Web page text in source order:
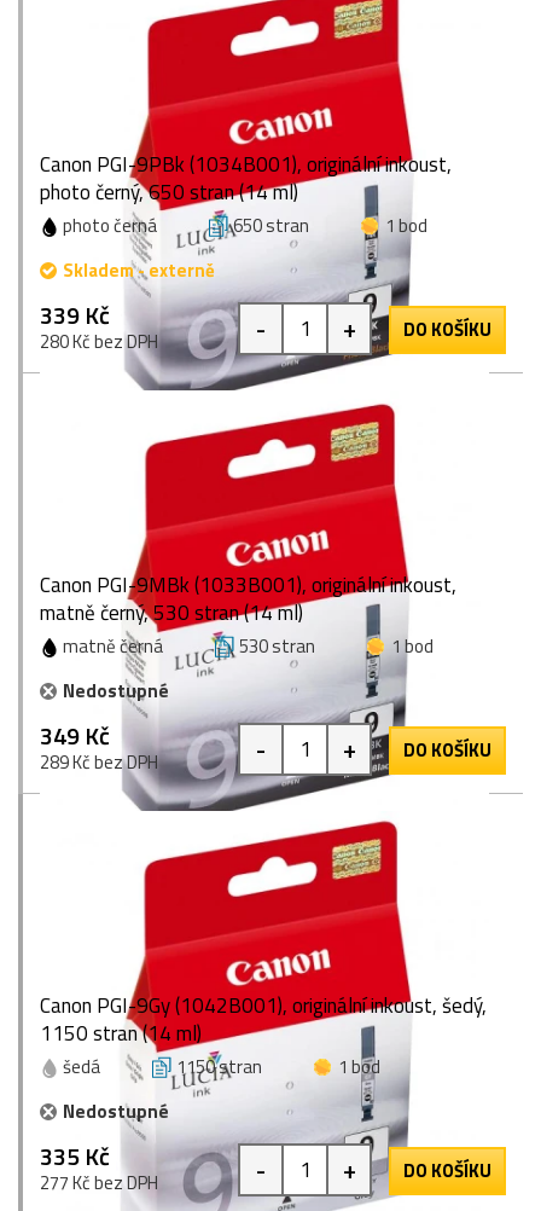
Canon PGI-9PBk (1034B001), originální inkoust,
photo černý, 650 stran (14 ml)
photo černá 650 stran
1 bod
Skladem - externě
339 Kč
280 Kč bez DPH - + DO KOŠÍKU
Canon PGI-9MBk (1033B001), originální inkoust,
matně černý, 530 stran (14 ml)
matně černá 530 stran
1 bod
Nedostupné
349 Kč
289 Kč bez DPH - + DO KOŠÍKU
Canon PGI-9Gy (1042B001), originální inkoust, šedý,
1150 stran (14 ml)
šedá 1150 stran
1 bod
Nedostupné
335 Kč
277 Kč bez DPH - + DO KOŠÍKU